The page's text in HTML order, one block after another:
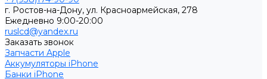
г. Ростов-на-Дону, ул. Красноармейская, 278
Ежедневно 9:00-20:00
ruslcd@yandex.ru
Заказать звонок
Запчасти Apple
Аккумуляторы iPhone
Банки iPhone